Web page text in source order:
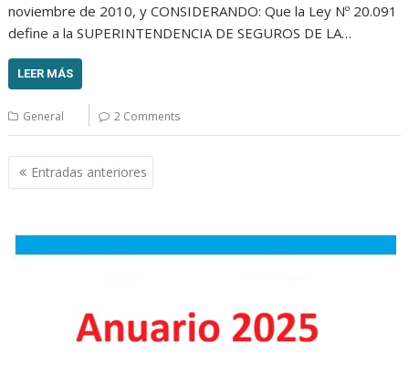
noviembre de 2010, y CONSIDERANDO: Que la Ley Nº 20.091
define a la SUPERINTENDENCIA DE SEGUROS DE LA…
LEER MÁS
General 2 Comments
Navegación
de
Entradas anteriores